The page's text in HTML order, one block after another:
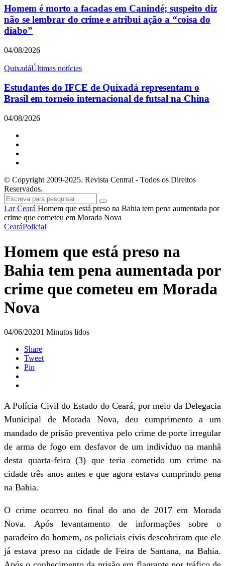
Homem é morto a facadas em Canindé; suspeito diz
não se lembrar do crime e atribui ação a “coisa do
diabo”
04/08/2026
QuixadáÚltimas notícias
Estudantes do IFCE de Quixadá representam o
Brasil em torneio internacional de futsal na China
04/08/2026
© Copyright 2009-2025. Revista Central - Todos os Direitos
Reservados.
LarCeará Homem que está preso na Bahia tem pena aumentada por
crime que cometeu em Morada Nova
CearáPolicial
Homem que está preso na
Bahia tem pena aumentada por
crime que cometeu em Morada
Nova
04/06/20201 Minutos lidos
Share
Tweet
Pin
A Polícia Civil do Estado do Ceará, por meio da Delegacia
Municipal de Morada Nova, deu cumprimento a um
mandado de prisão preventiva pelo crime de porte irregular
de arma de fogo em desfavor de um indivíduo na manhã
desta quarta-feira (3) que teria cometido um crime na
cidade três anos antes e que agora estava cumprindo pena
na Bahia.
O crime ocorreu no final do ano de 2017 em Morada
Nova. Após levantamento de informações sobre o
paradeiro do homem, os policiais civis descobriram que ele
já estava preso na cidade de Feira de Santana, na Bahia.